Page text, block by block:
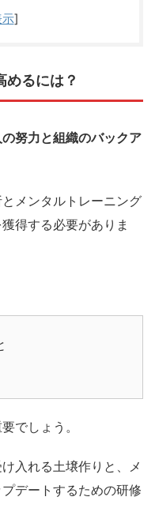
]
めるには？
努力と組織のバックア
メンタルトレーニング
得する必要がありま
でしょう。
入れる土壌作り と、メ
デートするための研修